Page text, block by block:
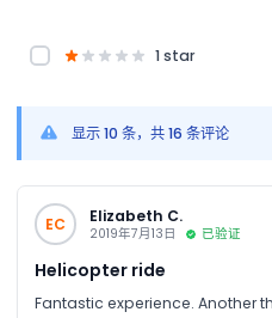
1 star
显示 10 条，共 16 条评论
EC Elizabeth C.
2019年7月13日 已验证
Helicopter ride
Fantastic experience. Another